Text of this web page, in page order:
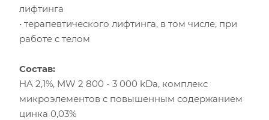
лифтинга
• терапевтического лифтинга, в том числе, при
работе с телом
Состав:
HA 2,1%, MW 2 800 - 3 000 kDa, комплекс
микроэлементов с повышенным содержанием
цинка 0,03%